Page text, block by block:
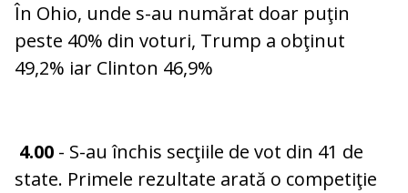
În Ohio, unde s-au numărat doar puţin
peste 40% din voturi, Trump a obţinut
49,2% iar Clinton 46,9%
4.00 - S-au închis secţiile de vot din 41 de
state. Primele rezultate arată o competiţie